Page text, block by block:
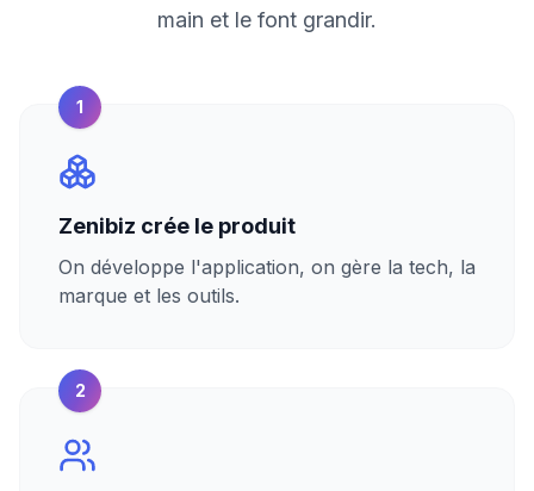
main et le font grandir.
1
Zenibiz crée le produit
On développe l'application, on gère la tech, la
marque et les outils.
2